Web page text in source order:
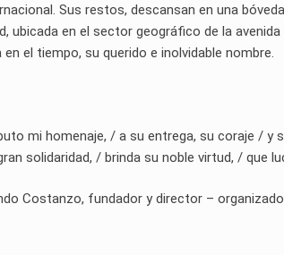
Sus restos, descansan en una
ubicada en el sector geográfico de la
el tiempo, su querido e inolvidable nombre.
mi homenaje, / a su entrega, su coraje /
solidaridad, / brinda su noble virtud, / que
Costanzo, fundador y director –